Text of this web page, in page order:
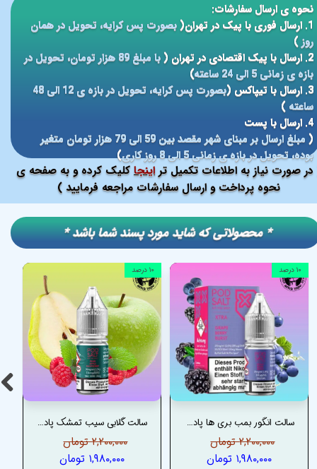
صورت نیاز به اطلاعات تکمیل تراینجا کلیک کرده و به صفحه ی
نحوه پرداخت و ارسال سفارشات مراجعه فرمایید )
نحوه ی ارسال سفارشات:
1. ارسال فوری با پیک در تهران(
بصورت پس کرایه، تحویل در همان
روز)
2. ارسال با پیک اقتصادی در تهران (
با مبلغ 89 هزار تومان، تحویل در
بازه ی زمانی 5 الی 24 ساعته
)
3. ارسال با تیپاکس (
بصورت پس کرایه، تحویل در بازه ی 12 الی 48
ساعته )
4. ارسال با پست
(
مبلغ ارسال بر مبنای شهر مقصد بین 59 الی 79 هزار تومان متغیر
بوده، تحویل در بازه ی زمانی 5 الی 8 روز کاری
)
سالت گلابی سیب تمشک پادسالت _ PODSALT PEAR APPLE RASSPBERRY SALT
۲,۲۰۰,۰۰۰ تومان
۱,۹۸۰,۰۰۰ تومان
۱۰ درصد
سالت انگور بمب بری ها پادسالت _ PODSALT GRAPE BERRY BURST SALT
۲,۲۰۰,۰۰۰ تومان
۱,۹۸۰,۰۰۰ تومان
۱۰ درصد
​​* محصولاتی که شاید مورد پسند شما باشد *